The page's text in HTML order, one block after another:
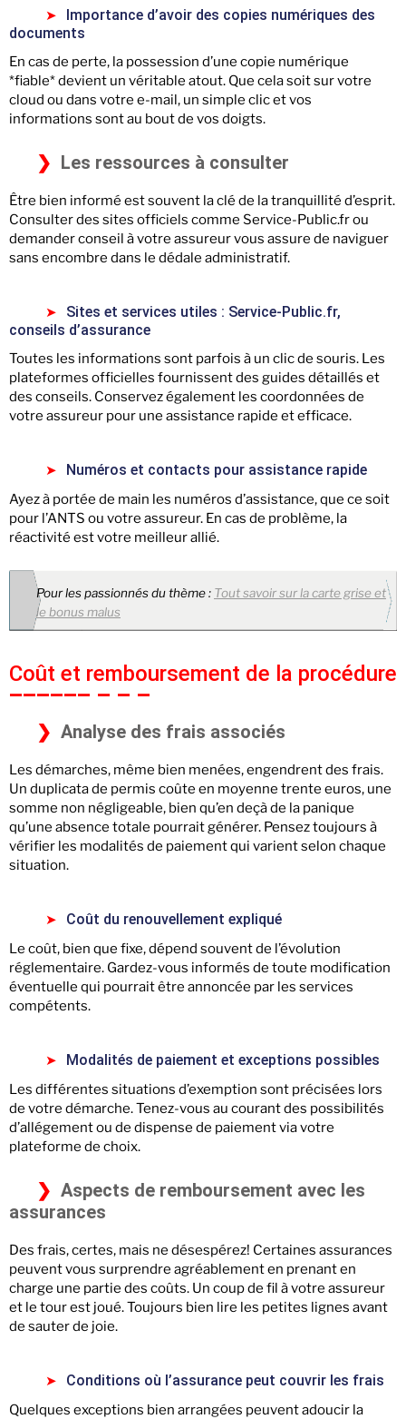
Importance d’avoir des copies numériques des
documents
En cas de perte, la possession d’une copie numérique
*fiable* devient un véritable atout. Que cela soit sur votre
cloud ou dans votre e-mail, un simple clic et vos
informations sont au bout de vos doigts.
Les ressources à consulter
Être bien informé est souvent la clé de la tranquillité d’esprit.
Consulter des sites officiels comme Service-Public.fr ou
demander conseil à votre assureur vous assure de naviguer
sans encombre dans le dédale administratif.
Sites et services utiles : Service-Public.fr,
conseils d’assurance
Toutes les informations sont parfois à un clic de souris. Les
plateformes officielles fournissent des guides détaillés et
des conseils. Conservez également les coordonnées de
votre assureur pour une assistance rapide et efficace.
Numéros et contacts pour assistance rapide
Ayez à portée de main les numéros d’assistance, que ce soit
pour l’ANTS ou votre assureur. En cas de problème, la
réactivité est votre meilleur allié.
Pour les passionnés du thème : Tout savoir sur la carte grise et
le bonus malus
Coût et remboursement de la procédure
Analyse des frais associés
Les démarches, même bien menées, engendrent des frais.
Un duplicata de permis coûte en moyenne trente euros, une
somme non négligeable, bien qu’en deçà de la panique
qu’une absence totale pourrait générer. Pensez toujours à
vérifier les modalités de paiement qui varient selon chaque
situation.
Coût du renouvellement expliqué
Le coût, bien que fixe, dépend souvent de l’évolution
réglementaire. Gardez-vous informés de toute modification
éventuelle qui pourrait être annoncée par les services
compétents.
Modalités de paiement et exceptions possibles
Les différentes situations d’exemption sont précisées lors
de votre démarche. Tenez-vous au courant des possibilités
d’allégement ou de dispense de paiement via votre
plateforme de choix.
Aspects de remboursement avec les
assurances
Des frais, certes, mais ne désespérez! Certaines assurances
peuvent vous surprendre agréablement en prenant en
charge une partie des coûts. Un coup de fil à votre assureur
et le tour est joué. Toujours bien lire les petites lignes avant
de sauter de joie.
Conditions où l’assurance peut couvrir les frais
Quelques exceptions bien arrangées peuvent adoucir la